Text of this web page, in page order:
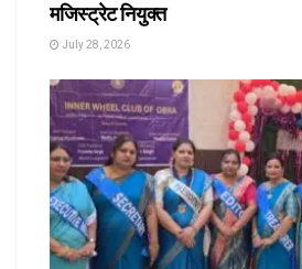
मजिस्ट्रेट नियुक्त
July 28, 2026